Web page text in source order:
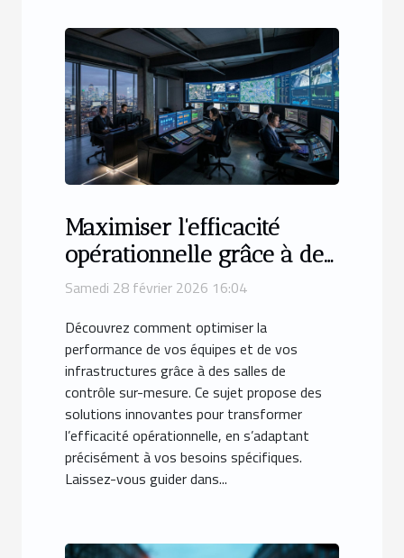
Maximiser l'efficacité
opérationnelle grâce à des
salles de contrôle sur-
Samedi 28 février 2026 16:04
Découvrez comment optimiser la
performance de vos équipes et de vos
infrastructures grâce à des salles de
contrôle sur-mesure. Ce sujet propose des
solutions innovantes pour transformer
l’efficacité opérationnelle, en s’adaptant
précisément à vos besoins spécifiques.
Laissez-vous guider dans...